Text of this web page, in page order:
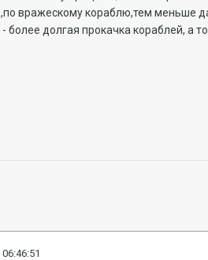
вражескому кораблю,тем меньше
долгая прокачка кораблей, а